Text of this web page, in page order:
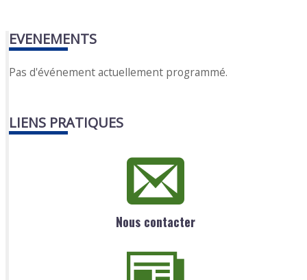
EVENEMENTS
Pas d'événement actuellement programmé.
LIENS PRATIQUES
Nous contacter